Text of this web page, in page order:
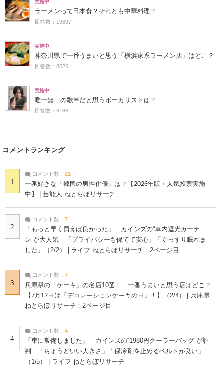
実施中
ラーメンって日本食？それとも中華料理？
回答数：19697
実施中
神奈川県で一番うまいと思う「横浜家系ラーメン店」はどこ？
回答数：8526
実施中
唯一無二の歌声だと思うボーカリストは？
回答数：8186
コメントランキング
1
コメント数： 21
一番好きな「韓国の男性俳優」は？【2026年版・人気投票実施
中】 | 芸能人 ねとらぼリサーチ
2
コメント数： 7
「もっと早く買えば良かった」 カインズの“車内遮光カーテ
ン”が大人気 「プライバシーも保てて安心」「ぐっすり眠れま
した」（2/2） | ライフ ねとらぼリサーチ：2ページ目
3
コメント数： 7
兵庫県の「ケーキ」の名店10選！ 一番うまいと思う店はどこ？
【7月12日は「デコレーションケーキの日」！】（2/4） | 兵庫県
ねとらぼリサーチ：2ページ目
4
コメント数： 4
「車に常備しました」 カインズの“1980円クーラーバッグ”が評
判 「ちょうどいい大きさ」「保冷剤を止めるベルトが良い」
（1/5） | ライフ ねとらぼリサーチ